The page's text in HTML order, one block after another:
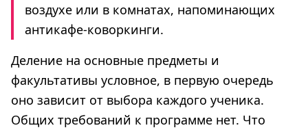
воздухе или в комнатах, напоминающих
антикафе-коворкинги.
Деление на основные предметы и
факультативы условное, в первую очередь
оно зависит от выбора каждого ученика.
Общих требований к программе нет. Что